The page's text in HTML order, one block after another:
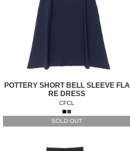
POTTERY SHORT BELL SLEEVE FLA
RE DRESS
CFCL
■■
SOLD OUT